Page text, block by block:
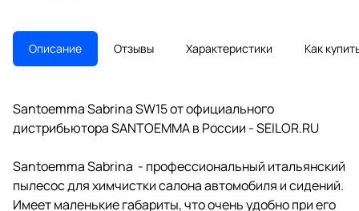
Описание Отзывы Характеристики Как
Santoemma Sabrina SW15 от официального
дистрибьютора SANTOEMMA в России - SEILOR.RU
Santoemma Sabrina - профессиональный итальянский
пылесос для химчистки салона автомобиля и сидений.
Имеет маленькие габариты, что очень удобно при его